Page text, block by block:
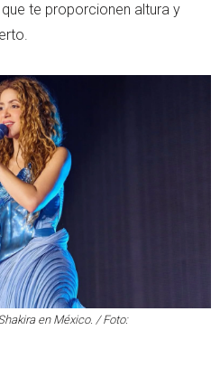
te proporcionen altura y
en México. / Foto: